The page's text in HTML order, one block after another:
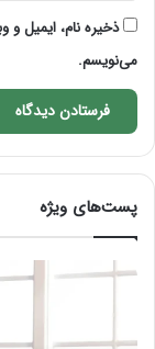
ذخیره نام، ایمیل و
می‌نویسم.
پست‌های ویژه